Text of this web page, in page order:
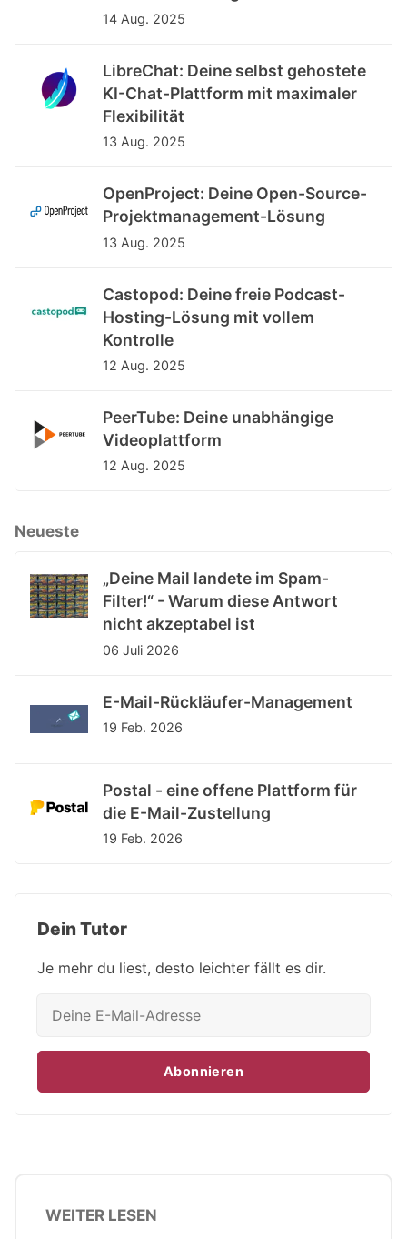
14 Aug. 2025
LibreChat: Deine selbst gehostete
KI-Chat-Plattform mit maximaler
Flexibilität
13 Aug. 2025
OpenProject: Deine Open-Source-
Projektmanagement-Lösung
13 Aug. 2025
Castopod: Deine freie Podcast-
Hosting-Lösung mit vollem
Kontrolle
12 Aug. 2025
PeerTube: Deine unabhängige
Videoplattform
12 Aug. 2025
Neueste
„Deine Mail landete im Spam-
Filter!“ - Warum diese Antwort
nicht akzeptabel ist
06 Juli 2026
E-Mail-Rückläufer-Management
19 Feb. 2026
Postal - eine offene Plattform für
die E-Mail-Zustellung
19 Feb. 2026
Dein Tutor
Je mehr du liest, desto leichter fällt es dir.
Abonnieren
WEITER LESEN